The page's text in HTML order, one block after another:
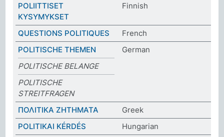
POLIITTISET
KYSYMYKSET
Finnish
QUESTIONS POLITIQUES
French
POLITISCHE THEMEN
German
POLITISCHE BELANGE
POLITISCHE
STREITFRAGEN
ΠΟΛΙΤΙΚΑ ΖΗΤΗΜΑΤΑ
Greek
POLITIKAI KÉRDÉS
Hungarian